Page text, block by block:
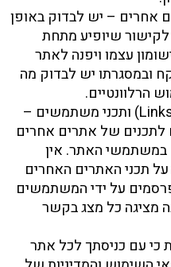
אחרים – יש לבדוק באופן
שיופיע מתחת
עצמו ויפנה לאתר
ובמסגרתו יש לבדוק מה
הרלוונטיים.
4.5. תכני קישורים (Links) ותכני משתמשים –
לתכנים של אתרים אחרים
במשתמשי האתר. אין
תכני האתרים האחרים
על ידי המשתמשים
מציגה כל מצג בקשר
כי עם כניסתך לכל אתר